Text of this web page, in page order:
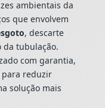
ambientais da
que envolvem
, descarte
da tubulação.
com garantia,
para reduzir
solução mais